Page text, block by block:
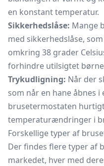
en konstant temperatur.
Sikkerhedslåse: Mange
med sikkerhedslåse,
omkring 38 grader
forhindre utilsigtet
Trykudligning: Når der
som når en hane åbnes
brusetermostaten
temperaturændringer i
Forskellige typer af
Der findes flere typer af
markedet, hver med